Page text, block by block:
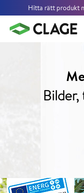
Hitta rätt produkt